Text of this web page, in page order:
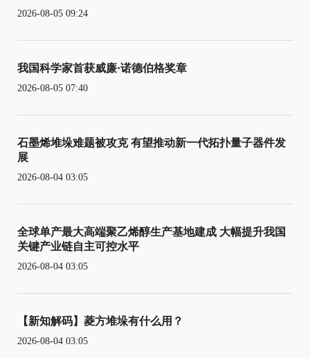
2026-08-05 09:24
我国科学家首获威廉·诺德伯格奖章
2026-08-05 07:40
石墨烯堆垛难题被攻克 有望推动新一代拓扑量子器件发
展
2026-08-04 03:05
全球单产最大高端聚乙烯醇生产基地建成 大幅提升我国
关键产业链自主可控水平
2026-08-04 03:05
【新知解码】菱方堆垛有什么用？
2026-08-04 03:05